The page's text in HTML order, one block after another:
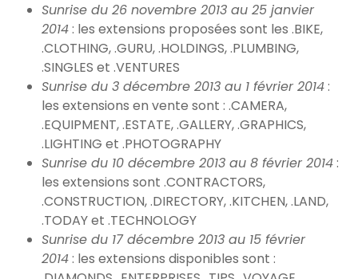
Sunrise du 26 novembre 2013 au 25 janvier
2014: les extensions proposées sont les .BIKE,
.CLOTHING, .GURU, .HOLDINGS, .PLUMBING,
.SINGLES et .VENTURES
Sunrise du 3 décembre 2013 au 1 février 2014:
les extensions en vente sont : .CAMERA,
.EQUIPMENT, .ESTATE, .GALLERY, .GRAPHICS,
.LIGHTING et .PHOTOGRAPHY
Sunrise du 10 décembre 2013 au 8 février 2014:
les extensions sont .CONTRACTORS,
.CONSTRUCTION, .DIRECTORY, .KITCHEN, .LAND,
.TODAY et .TECHNOLOGY
Sunrise du 17 décembre 2013 au 15 février
2014: les extensions disponibles sont :